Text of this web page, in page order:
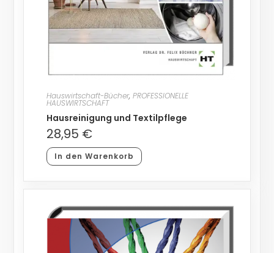
Hauswirtschaft-Bücher, PROFESSIONELLE
HAUSWIRTSCHAFT
Hausreinigung und Textilpflege
28,95 €
In den Warenkorb